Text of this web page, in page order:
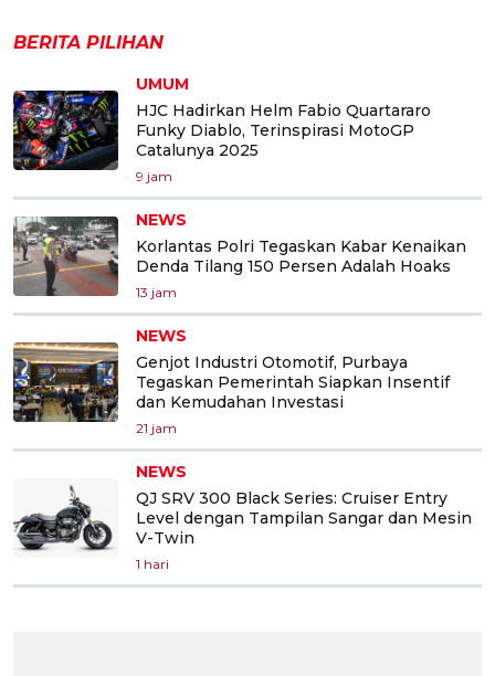
BERITA PILIHAN
UMUM
HJC Hadirkan Helm Fabio Quartararo
Funky Diablo, Terinspirasi MotoGP
Catalunya 2025
9 jam
NEWS
Korlantas Polri Tegaskan Kabar Kenaikan
Denda Tilang 150 Persen Adalah Hoaks
13 jam
NEWS
Genjot Industri Otomotif, Purbaya
Tegaskan Pemerintah Siapkan Insentif
dan Kemudahan Investasi
21 jam
NEWS
QJ SRV 300 Black Series: Cruiser Entry
Level dengan Tampilan Sangar dan Mesin
V-Twin
1 hari